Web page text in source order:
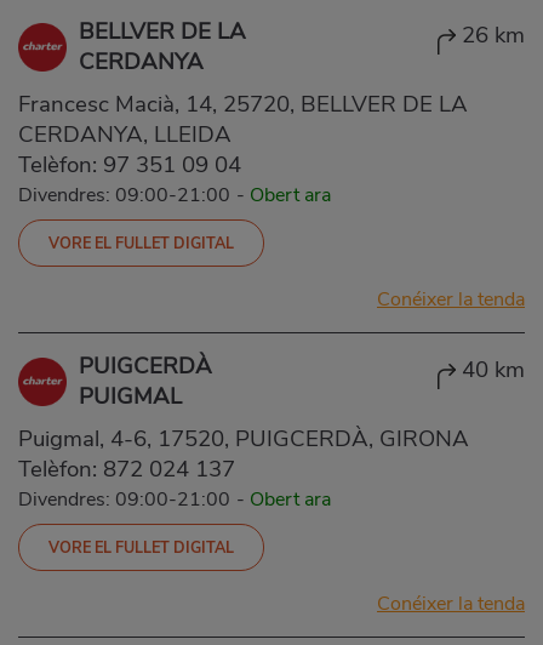
BELLVER DE LA
CERDANYA
26 km
Francesc Macià, 14, 25720, BELLVER DE LA
CERDANYA, LLEIDA
Telèfon: 97 351 09 04
Divendres: 09:00-21:00 - Obert ara
VORE EL FULLET DIGITAL
Conéixer la tenda
PUIGCERDÀ
PUIGMAL
40 km
Puigmal, 4-6, 17520, PUIGCERDÀ, GIRONA
Telèfon: 872 024 137
Divendres: 09:00-21:00 - Obert ara
VORE EL FULLET DIGITAL
Conéixer la tenda